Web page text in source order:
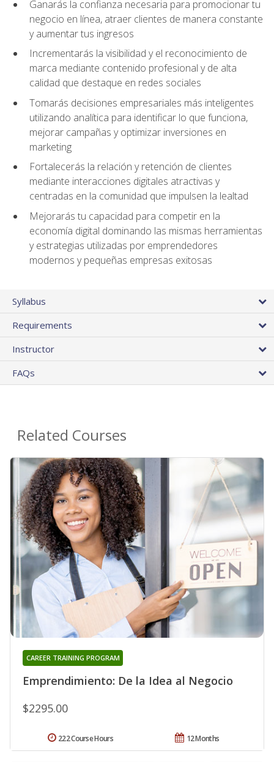
Ganarás la confianza necesaria para promocionar tu
negocio en línea, atraer clientes de manera constante
y aumentar tus ingresos
Incrementarás la visibilidad y el reconocimiento de
marca mediante contenido profesional y de alta
calidad que destaque en redes sociales
Tomarás decisiones empresariales más inteligentes
utilizando analítica para identificar lo que funciona,
mejorar campañas y optimizar inversiones en
marketing
Fortalecerás la relación y retención de clientes
mediante interacciones digitales atractivas y
centradas en la comunidad que impulsen la lealtad
Mejorarás tu capacidad para competir en la
economía digital dominando las mismas herramientas
y estrategias utilizadas por emprendedores
modernos y pequeñas empresas exitosas
Syllabus
Requirements
Instructor
FAQs
Related Courses
Emprendimiento: De la Idea al Negocio
CAREER TRAINING PROGRAM
$2295.00
12 Months
222 Course Hours